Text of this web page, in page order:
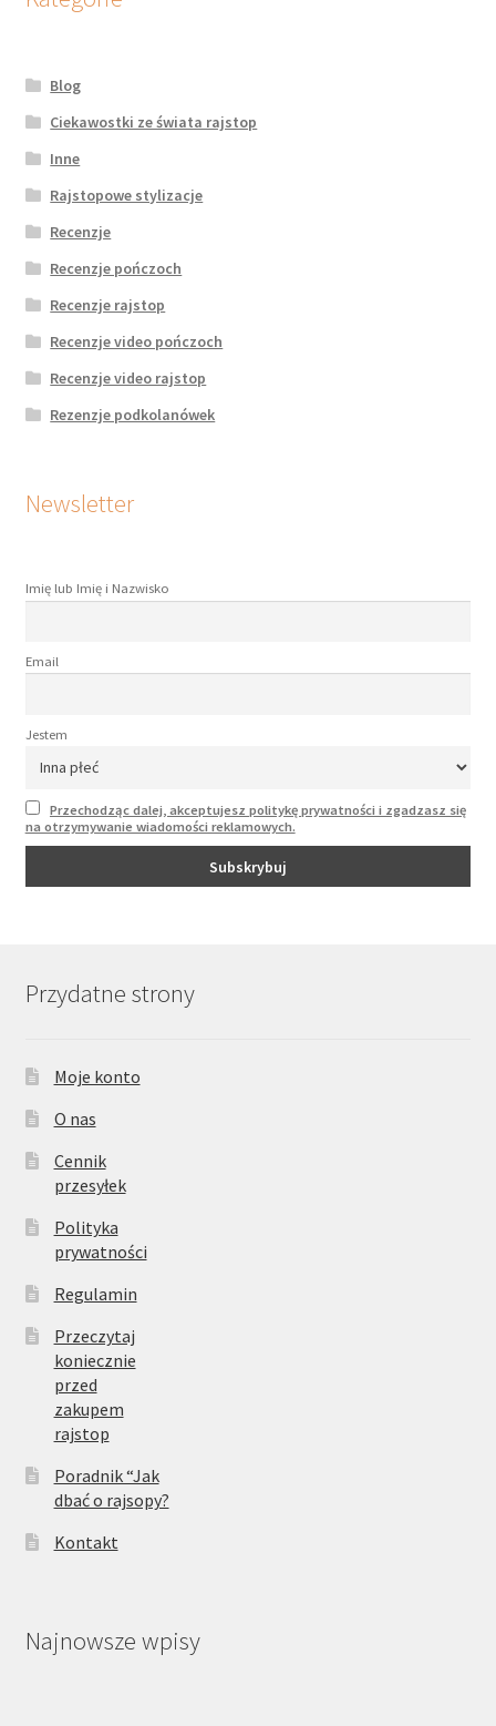
Blog
Ciekawostki ze świata rajstop
Inne
Rajstopowe stylizacje
Recenzje
Recenzje pończoch
Recenzje rajstop
Recenzje video pończoch
Recenzje video rajstop
Rezenzje podkolanówek
Newsletter
Imię lub Imię i Nazwisko
Email
Jestem
Przechodząc dalej, akceptujesz politykę prywatności i zgadzasz się
na otrzymywanie wiadomości reklamowych.
Przydatne strony
Moje konto
O nas
Cennik
przesyłek
Polityka
prywatności
Regulamin
Przeczytaj
koniecznie
przed
zakupem
rajstop
Poradnik “Jak
dbać o rajsopy?
Kontakt
Najnowsze wpisy